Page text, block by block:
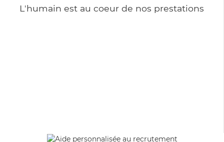
L'humain est au coeur de nos prestations